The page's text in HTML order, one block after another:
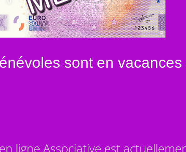
sont en vacances
ligne Associative est